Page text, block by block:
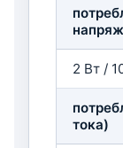
2 Вт /
тока)